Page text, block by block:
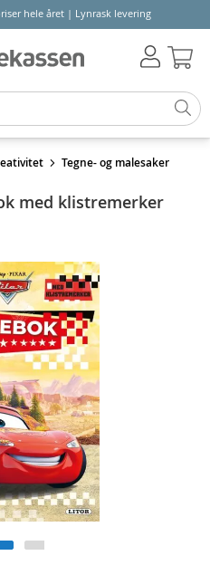
hele året | Lynrask levering
Tegne- og malesaker
med klistremerker